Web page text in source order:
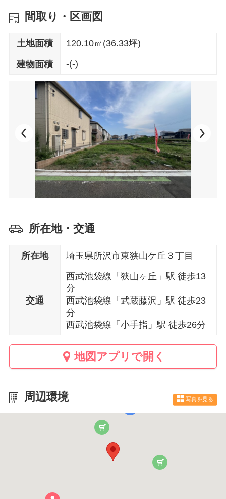
間取り・区画図
土地面積 120.10㎡(36.33坪)
建物面積 -(-)
所在地・交通
所在地 埼玉県所沢市東狭山ケ丘３丁目
交通
西武池袋線「狭山ヶ丘」駅 徒歩13
分
西武池袋線「武蔵藤沢」駅 徒歩23
分
西武池袋線「小手指」駅 徒歩26分
地図アプリで開く
周辺環境 写真を見る